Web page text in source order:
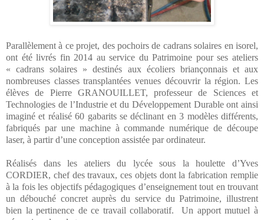
Parallèlement à ce projet, des pochoirs de cadrans solaires en isorel,
ont été livrés fin 2014 au service du Patrimoine pour ses ateliers
« cadrans solaires » destinés aux écoliers briançonnais et aux
nombreuses classes transplantées venues découvrir la région. Les
élèves de Pierre GRANOUILLET, professeur de Sciences et
Technologies de l’Industrie et du Développement Durable ont ainsi
imaginé et réalisé 60 gabarits se déclinant en 3 modèles différents,
fabriqués par une machine à commande numérique de découpe
laser, à partir d’une conception assistée par ordinateur.
Réalisés dans les ateliers du lycée sous la houlette d’Yves
CORDIER, chef des travaux, ces objets dont la fabrication remplie
à la fois les objectifs pédagogiques d’enseignement tout en trouvant
un débouché concret auprès du service du Patrimoine, illustrent
bien la pertinence de ce travail collaboratif.
Un apport mutuel à